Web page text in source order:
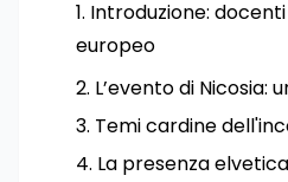
Introduzione:
europeo
L’evento di Nicosia:
Temi cardine
La presenza